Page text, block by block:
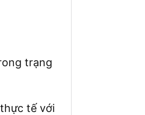
trạng
tế với